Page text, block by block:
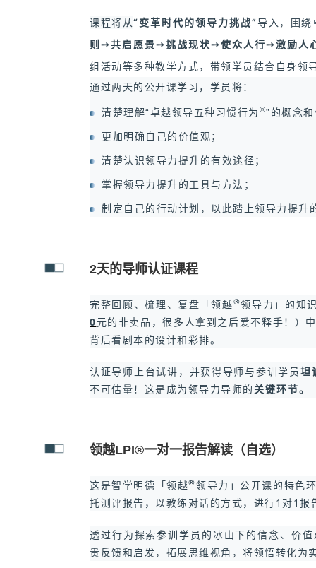
课程将从“变革时代的领导力挑战”导入，围
则➙共启愿景➙挑战现状➙使众人行➙激励人
组活动等多种教学方式，带领学员结合自身领
通过两天的公开课学习，学员将：
清楚理解“卓越领导五种习惯行为 ®”的概念
更加明确自己的价值观；
清楚认识领导力提升的有效途径；
掌握领导力提升的工具与方法；
制定自己的行动计划， 以此踏上领导力提升
2天的导师认证课程
完整回顾、梳理、复盘「领越®领导力」的知
0元的非卖品，很多人拿到之后爱不释手！）
背后看剧本的设计和彩排。
认证导师上台试讲，并获得导师与参训学员 坦
不可估量！这是成为领导力导师的 关键环节。
领越LPI®一对一报告解读（自选）
这是智学明德「领越®领导力」公开课的特色
托测评报告，以教练对话的方式，进行1对1报
透过行为探索参训学员的冰山下的信念、价
贵反馈和启发，拓展思维视角，将领悟转化为